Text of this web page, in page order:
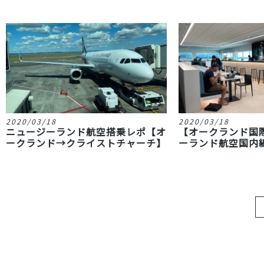
2020/03/18
ニュージーランド航空搭乗レポ【オ
ークランド→クライストチャーチ】
2020/03/18
【オークランド
ーランド航空国内